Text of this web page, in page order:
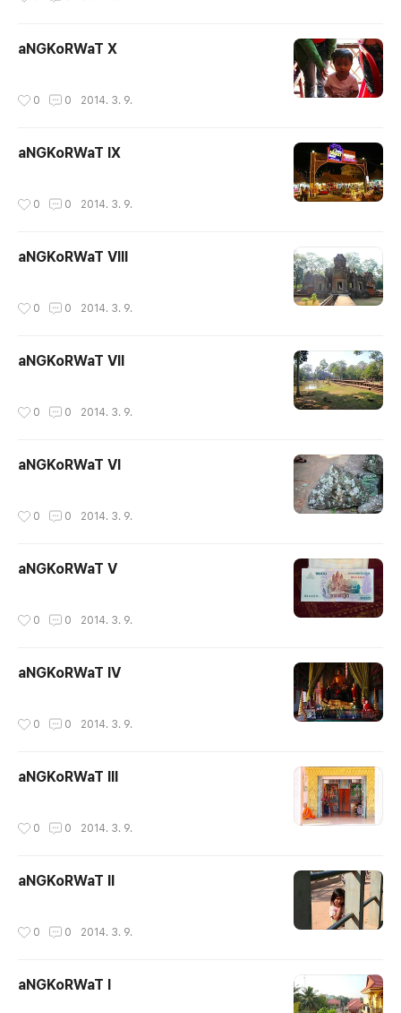
aNGKoRWaT X
0 0 2014. 3. 9.
aNGKoRWaT IX
0 0 2014. 3. 9.
aNGKoRWaT VIII
0 0 2014. 3. 9.
aNGKoRWaT VII
0 0 2014. 3. 9.
aNGKoRWaT VI
0 0 2014. 3. 9.
aNGKoRWaT V
0 0 2014. 3. 9.
aNGKoRWaT IV
0 0 2014. 3. 9.
aNGKoRWaT III
0 0 2014. 3. 9.
aNGKoRWaT II
0 0 2014. 3. 9.
aNGKoRWaT I